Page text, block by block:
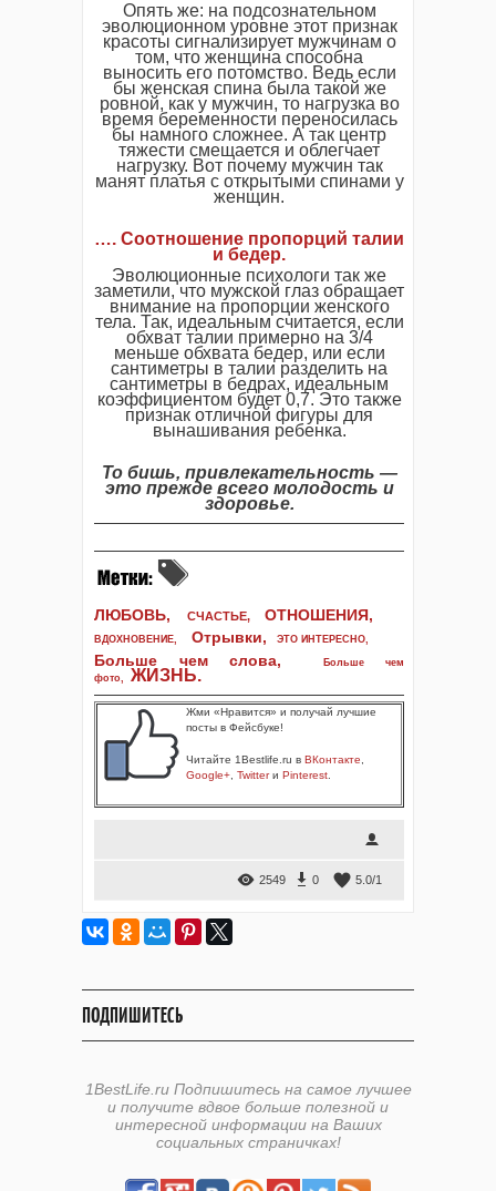
Опять же: на подсознательном
эволюционном уровне этот признак
красоты сигнализирует мужчинам о
том, что женщина способна
выносить его потомство. Ведь если
бы женская спина была такой же
ровной, как у мужчин, то нагрузка во
время беременности переносилась
бы намного сложнее. А так центр
тяжести смещается и облегчает
нагрузку. Вот почему мужчин так
манят платья с открытыми спинами у
женщин.
…. Соотношение пропорций талии
и бедер.
Эволюционные психологи так же
заметили, что мужской глаз обращает
внимание на пропорции женского
тела. Так, идеальным считается, если
обхват талии примерно на 3/4
меньше обхвата бедер, или если
сантиметры в талии разделить на
сантиметры в бедрах, идеальным
коэффициентом будет 0,7. Это также
признак отличной фигуры для
вынашивания ребенка.
То бишь, привлекательность —
это прежде всего молодость и
здоровье.
ЛЮБОВЬ, СЧАСТЬЕ, ОТНОШЕНИЯ,
ВДОХНОВЕНИЕ, Отрывки, ЭТО ИНТЕРЕСНО,
Больше чем слова,
Больше чем
фото, ЖИЗНЬ.
Жми «Нравится» и получай лучшие
посты в Фейсбуке!
Читайте 1Bestlife.ru в ВКонтакте
Google+ Twitterи Pinterest
2549 0 5.0/1
ПОДПИШИТЕСЬ
1BestLife.ru Подпишитесь на самое лучшее
и получите вдвое больше полезной и
интересной информации на Ваших
социальных страничках!